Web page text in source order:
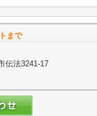
まで
伝法3241-17